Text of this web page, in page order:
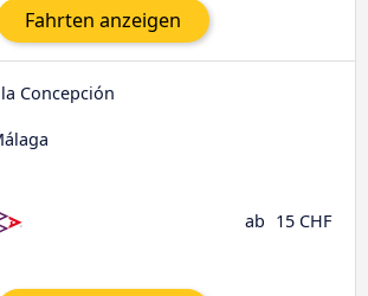
Fahrten anzeigen
Concepción
ab 15 CHF